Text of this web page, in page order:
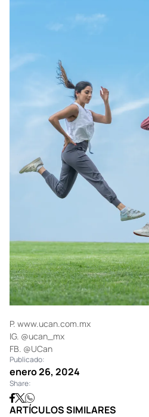
P. www.ucan.com.mx
IG. @ucan_mx
FB. @UCan
Publicado:
enero 26, 2024
Share:
ARTÍCULOS SIMILARES